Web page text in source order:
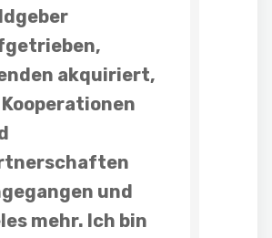
akquiriert,
und
mehr. Ich bin